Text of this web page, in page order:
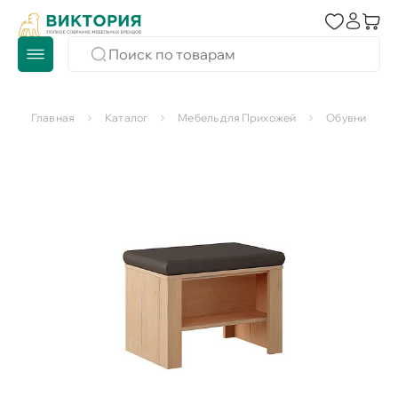
Главная Каталог Мебель для Прихожей Обувницы